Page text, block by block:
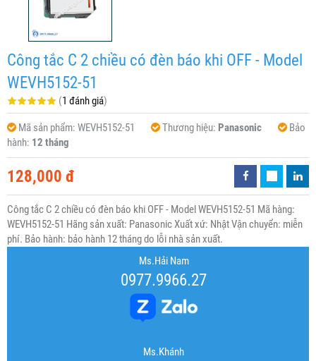
Công tắc C 2 chiều có đèn báo khi OFF - Model
WEVH5152-51
(1 đánh giá)
Mã sản phẩm: WEVH5152-51 Thương hiệu: Panasonic
Bảo
hành: 12 tháng
128,000 đ
Công tắc C 2 chiều có đèn báo khi OFF - Model WEVH5152-51 Mã hàng:
WEVH5152-51 Hãng sản xuất: Panasonic Xuất xứ: Nhật Vận chuyển: miễn
phí. Bảo hành: bảo hành 12 tháng do lỗi nhà sản xuất.
Ms.Hải Nam
0977.9966.27
Ms.Khánh